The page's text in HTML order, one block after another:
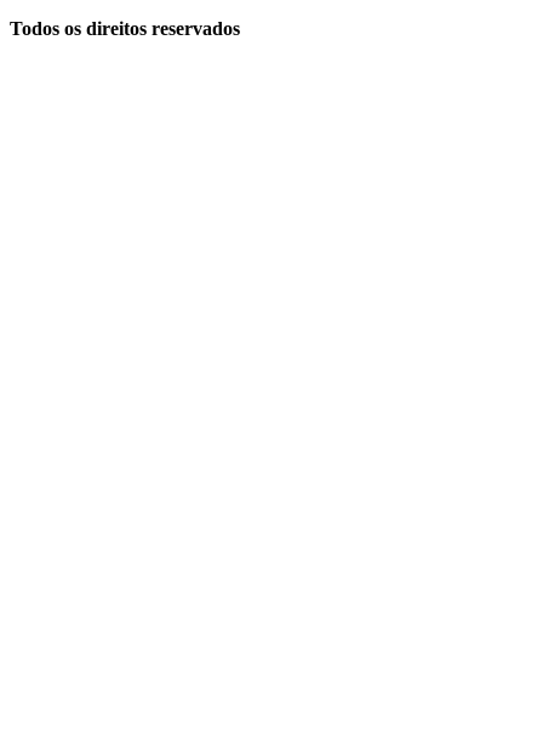
Todos os direitos reservados